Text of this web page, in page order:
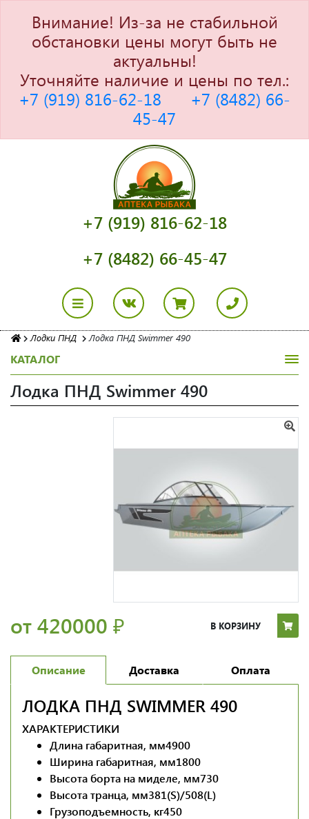
Внимание! Из-за не стабильной
обстановки цены могут быть не
актуальны!
Уточняйте наличие и цены по тел.:
+7 (919) 816-62-18
+7 (8482) 66-
45-47
+7 (919) 816-62-18
+7 (8482) 66-45-47
Лодки ПНД Лодка ПНД Swimmer 490
КАТАЛОГ
Лодка ПНД Swimmer 490
от 420000 ₽ В КОРЗИНУ
Описание Доставка Оплата
ЛОДКА ПНД SWIMMER 490
ХАРАКТЕРИСТИКИ
Длина габаритная, мм4900
Ширина габаритная, мм1800
Высота борта на миделе, мм730
Высота транца, мм381(S)/508(L)
Грузоподъемность, кг450